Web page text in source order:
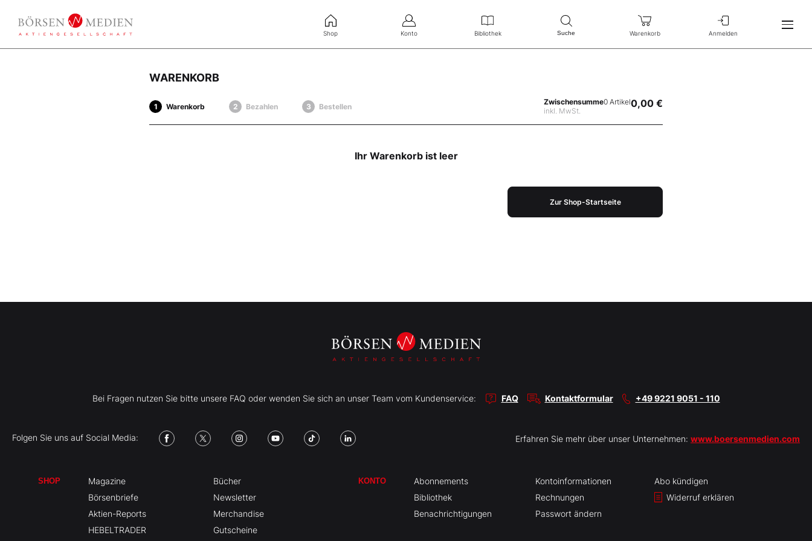
Shop Konto Bibliothek Suche Warenkorb Anmelden
WARENKORB
Warenkorb Bezahlen Bestellen
Zwischensumme
inkl. MwSt.
0 Artikel0,00 €
Ihr Warenkorb ist leer
Zur Shop-Startseite
Bei Fragen nutzen Sie bitte unsere FAQ oder wenden Sie sich an unser Team vom Kundenservice: FAQ Kontaktformular +49 9221 9051 - 110
Folgen Sie uns auf Social Media: Erfahren Sie mehr über unser Unternehmen: www.boersenmedien.com
SHOP
Magazine
Börsenbriefe
Aktien-Reports
HEBELTRADER
Bücher
Newsletter
Merchandise
Gutscheine
KONTO
Abonnements
Bibliothek
Benachrichtigungen
Kontoinformationen
Rechnungen
Passwort ändern
Abo kündigen
Widerruf erklären